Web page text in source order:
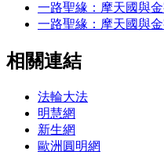
一路聖緣：摩天國與金
一路聖緣：摩天國與金
相關連結
法輪大法
明慧網
新生網
歐洲圓明網